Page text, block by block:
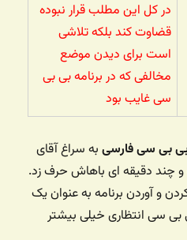
در کل این مطلب قرار نبوده
قضاوت کند بلکه تلاشی
است برای دیدن موضع
مخالفی که در برنامه بی بی
سی غایب بود
بی سی فارسی به سراغ آقای
چند دقیقه ای باهاش حرف زد.
و آوردن برنامه به عنوان یک
بی سی انتظاری خیلی بیشتر